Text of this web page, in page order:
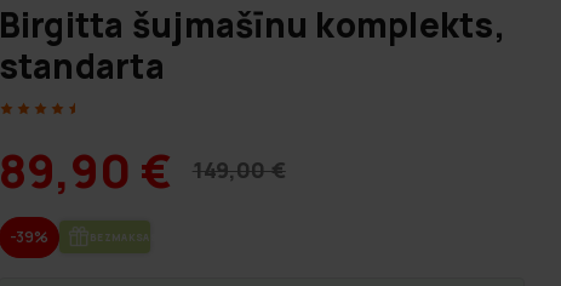
Birgitta šujmašīnu komplekts,
standarta
89,90 € 149,00 €
-39% BEZ­MAK­SAS PIE­GĀ­DE